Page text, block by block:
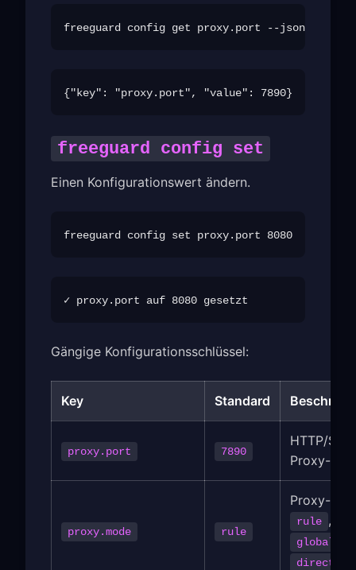
freeguard config set
Einen Konfigurationswert ändern.
Gängige Konfigurationsschlüssel:
Key Standard
proxy.port 7890
HTTP/
Proxy-Port
proxy.mode rule
Proxy-
rule ,
global
direct